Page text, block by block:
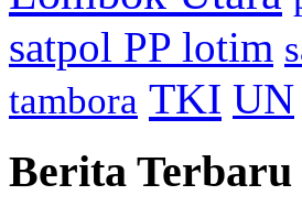
satpol PP lotim
tambora TKI UN
Berita Terbaru